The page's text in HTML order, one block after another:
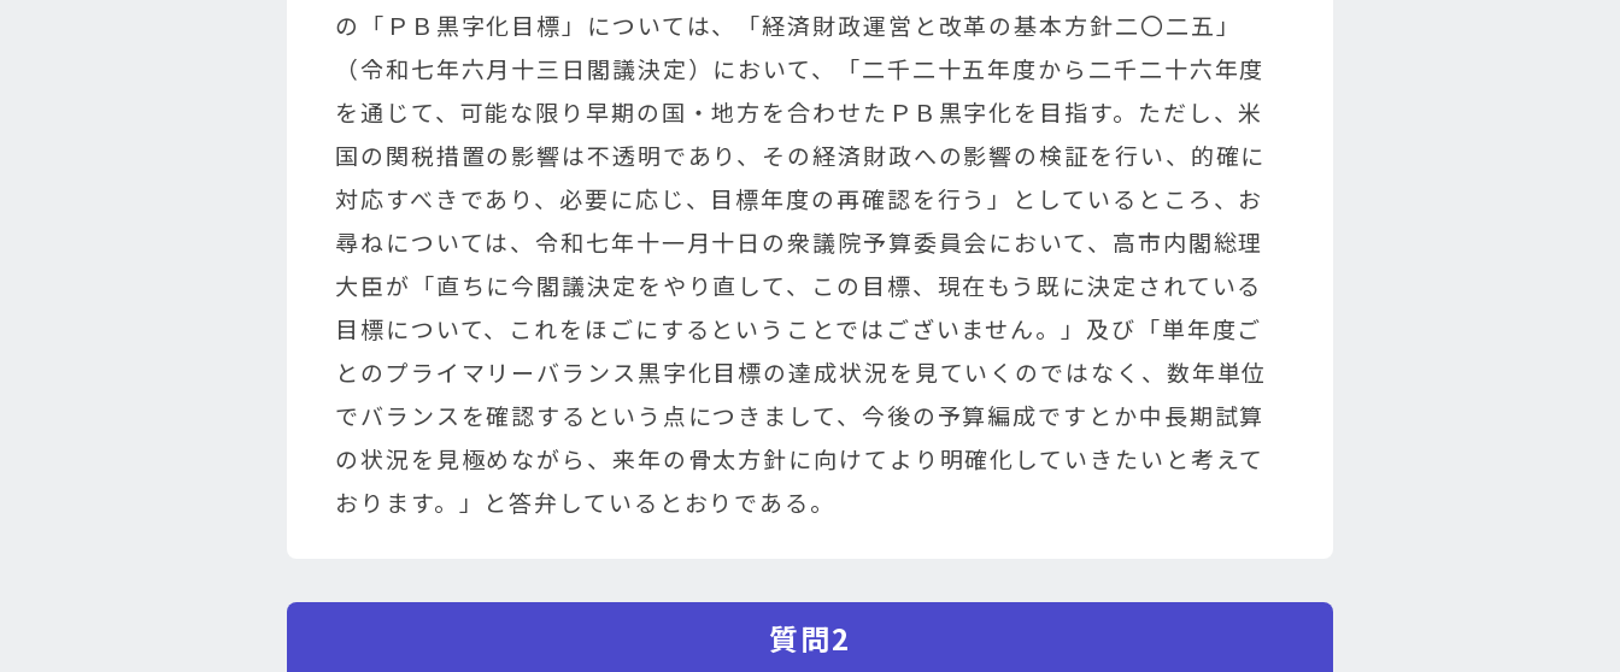
の「ＰＢ黒字化目標」については、「経済財政運営と改革の基本方針二〇二五」
（令和七年六月十三日閣議決定）において、「二千二十五年度から二千二十六年度
を通じて、可能な限り早期の国・地方を合わせたＰＢ黒字化を目指す。ただし、米
国の関税措置の影響は不透明であり、その経済財政への影響の検証を行い、的確に
対応すべきであり、必要に応じ、目標年度の再確認を行う」としているところ、お
尋ねについては、令和七年十一月十日の衆議院予算委員会において、高市内閣総理
大臣が「直ちに今閣議決定をやり直して、この目標、現在もう既に決定されている
目標について、これをほごにするということではございません。」及び「単年度ご
とのプライマリーバランス黒字化目標の達成状況を見ていくのではなく、数年単位
でバランスを確認するという点につきまして、今後の予算編成ですとか中長期試算
の状況を見極めながら、来年の骨太方針に向けてより明確化していきたいと考えて
おります。」と答弁しているとおりである。
質問2